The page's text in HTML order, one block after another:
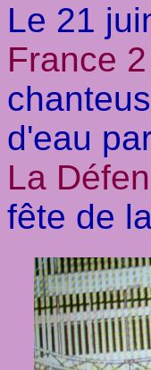
Le 21
France 2
d'eau
La
fête de